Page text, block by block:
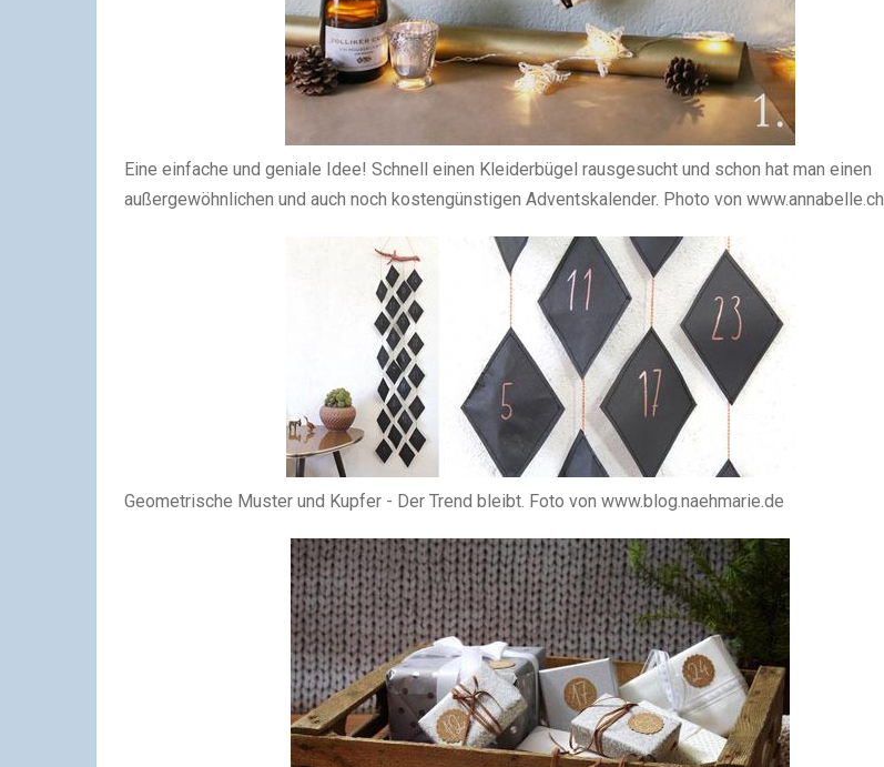
Eine einfache und geniale Idee! Schnell einen Kleiderbügel rausgesucht und schon hat man einen
außergewöhnlichen und auch noch kostengünstigen Adventskalender. Photo von www.annabelle.ch
Geometrische Muster und Kupfer - Der Trend bleibt. Foto von www.blog.naehmarie.de